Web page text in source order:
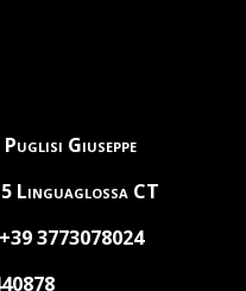
Giuseppe
Linguaglossa CT
3773078024